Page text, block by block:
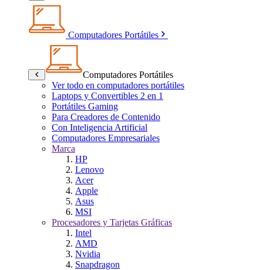
Computadores Portátiles
Computadores Portátiles
Ver todo en computadores portátiles
Laptops y Convertibles 2 en 1
Portátiles Gaming
Para Creadores de Contenido
Con Inteligencia Artificial
Computadores Empresariales
Marca
HP
Lenovo
Acer
Apple
Asus
MSI
Procesadores y Tarjetas Gráficas
Intel
AMD
Nvidia
Snapdragon